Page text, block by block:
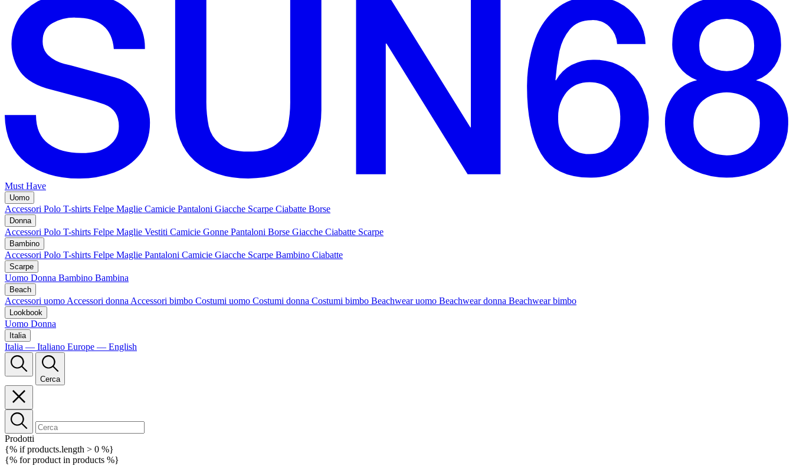
Must Have
Uomo
Accessori Polo T-shirts Felpe Maglie Camicie Pantaloni Giacche Scarpe Ciabatte Borse
Donna
Accessori Polo T-shirts Felpe Maglie Vestiti Camicie Gonne Pantaloni Borse Giacche Ciabatte Scarpe
Bambino
Accessori Polo T-shirts Felpe Maglie Pantaloni Camicie Giacche Scarpe Bambino Ciabatte
Scarpe
Uomo Donna Bambino Bambina
Beach
Accessori uomoAccessori donnaAccessori bimbo Costumi uomo Costumi donna Costumi bimbo Beachwear uomo Beachwear donna Beachwear bimbo
Lookbook
Uomo Donna
Italia
Italia — Italiano Europe — English
Cerca
Prodotti
{% if products.length > 0 %}
{% for product in products %}